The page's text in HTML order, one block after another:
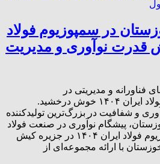
در سمپوزیوم فولاد
نمایش قدرت نوآوری و مدیریت
فناورانه و مدیریتی در
بیست‌وهفتمین سمپوزیوم فولاد ایران ۱۴۰۴ خوش درخشید.
و شفافیت در بزرگ‌ترین تولیدکننده
پیشگام نوآوری در صنعت فولاد
ایران بیست‌وهفتمین سمپوزیوم فولاد ایران ۱۴۰۴ در جزیره کیش
با ارائه مجموعه‌ای از